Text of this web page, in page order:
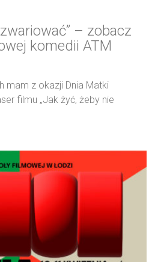
– zobacz
komedii ATM
mam z okazji Dnia Matki
filmu „Jak żyć, żeby nie